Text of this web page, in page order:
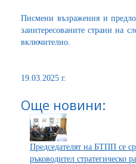
Писмени възражения и
заинтересованите страни на
включително.
19.03.2025 г.
Още новини:
Председателят на БТПП се
ръководител стратегическо